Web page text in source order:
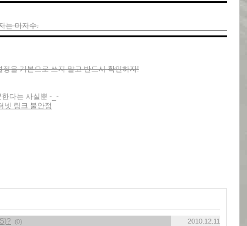
는 미지수.
을 기본으로 쓰지 말고 반드시 확인하자!
다는 사실뿐 -_-
넷 링크 불안정
(0) 2010.12.11